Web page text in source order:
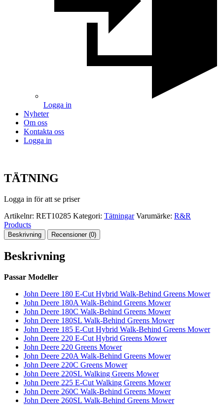
Logga in
Nyheter
Om oss
Kontakta oss
Logga in
TÄTNING
Logga in för att se priser
Artikelnr: RET10285 Kategori: Tätningar Varumärke: R&R
Products
Beskrivning Recensioner (0)
Beskrivning
Passar Modeller
John Deere 180 E-Cut Hybrid Walk-Behind Greens Mower
John Deere 180A Walk-Behind Greens Mower
John Deere 180C Walk-Behind Greens Mower
John Deere 180SL Walk-Behind Greens Mower
John Deere 185 E-Cut Hybrid Walk-Behind Greens Mower
John Deere 220 E-Cut Hybrid Greens Mower
John Deere 220 Greens Mower
John Deere 220A Walk-Behind Greens Mower
John Deere 220C Greens Mower
John Deere 220SL Walking Greens Mower
John Deere 225 E-Cut Walking Greens Mower
John Deere 260C Walk-Behind Greens Mower
John Deere 260SL Walk-Behind Greens Mower